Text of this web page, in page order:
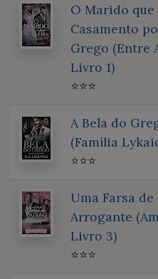
O Marido que
Casamento
Grego (Entre
Livro 1)
⭐⭐⭐
A Bela do
(Família
⭐⭐⭐
Uma Farsa
Arrogante
Livro 3)
⭐⭐⭐